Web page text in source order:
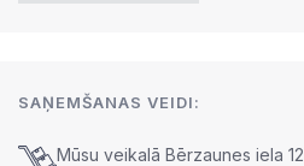
SAŅEMŠANAS VEIDI:
Mūsu veikalā Bērzaunes iela 12